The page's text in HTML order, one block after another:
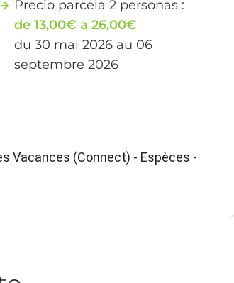
Precio parcela 2 personas :
de 13,00€ a 26,00€
du 30 mai 2026 au 06
septembre 2026
Vacances (Connect) - Espèces -